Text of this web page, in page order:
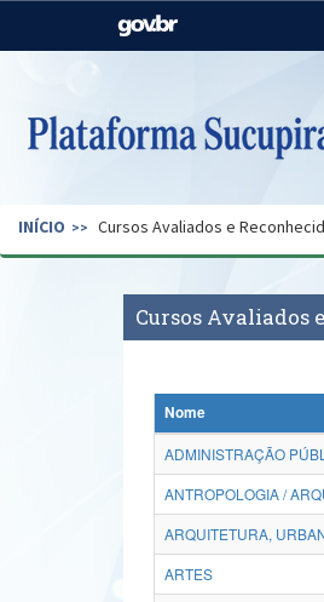
Casa Civil
Pecuária e Abastecimento
Secretaria de Governo
INÍCIO Cursos Avaliados e
Cursos Avaliados
Nome
ADMINISTRAÇÃO
ANTROPOLOGIA /
ARQUITETURA,
ARTES